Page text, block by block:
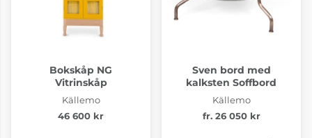
Bokskåp NG
Vitrinskåp
Källemo
46 600 kr
Sven bord med
kalksten Soffbord
Källemo
fr. 26 050 kr